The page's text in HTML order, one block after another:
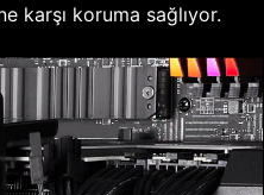
karşı koruma sağlıyor.